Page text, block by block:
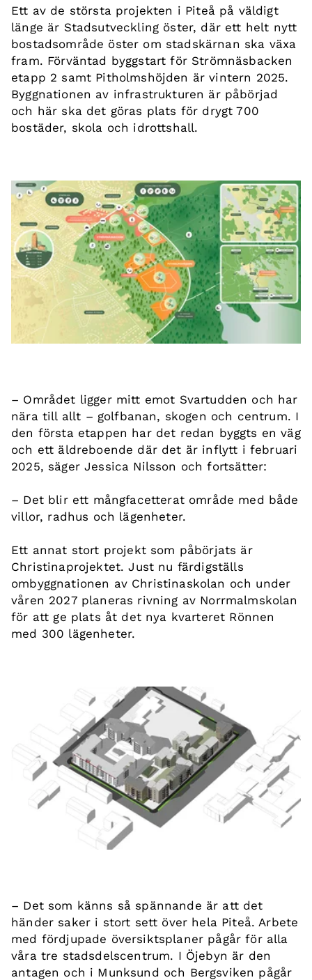
Ett av de största projekten i Piteå på väldigt
länge är Stadsutveckling öster, där ett helt nytt
bostadsområde öster om stadskärnan ska växa
fram. Förväntad byggstart för Strömnäsbacken
etapp 2 samt Pitholmshöjden är vintern 2025.
Byggnationen av infrastrukturen är påbörjad
och här ska det göras plats för drygt 700
bostäder, skola och idrottshall.
– Området ligger mitt emot Svartudden och har
nära till allt – golfbanan, skogen och centrum. I
den första etappen har det redan byggts en väg
och ett äldreboende där det är inflytt i februari
2025, säger Jessica Nilsson och fortsätter:
– Det blir ett mångfacetterat område med både
villor, radhus och lägenheter.
Ett annat stort projekt som påbörjats är
Christinaprojektet. Just nu färdigställs
ombyggnationen av Christinaskolan och under
våren 2027 planeras rivning av Norrmalmskolan
för att ge plats åt det nya kvarteret Rönnen
med 300 lägenheter.
– Det som känns så spännande är att det
händer saker i stort sett över hela Piteå. Arbete
med fördjupade översiktsplaner pågår för alla
våra tre stadsdelscentrum. I Öjebyn är den
antagen och i Munksund och Bergsviken pågår